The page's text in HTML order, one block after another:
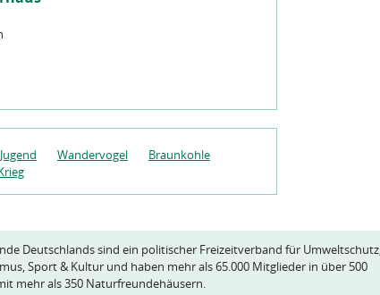
Wandervogel
Braunkohle
Deutschlands sind ein politischer Freizeitverband für Umweltschutz,
Sport & Kultur und haben mehr als 65.000 Mitglieder in über 500
mehr als 350 Naturfreundehäusern.